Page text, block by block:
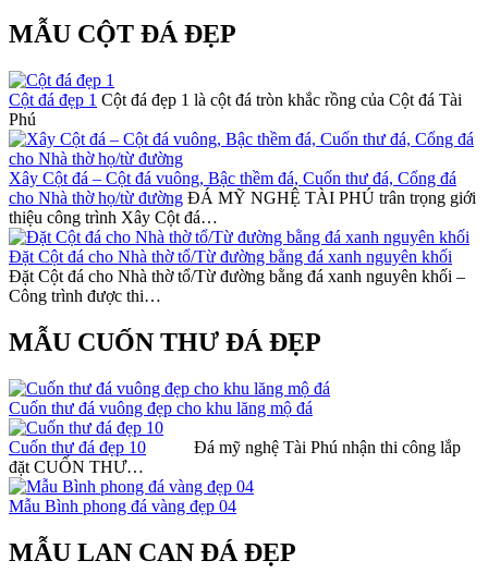
MẪU CỘT ĐÁ ĐẸP
Cột đá đẹp 1 Cột đá đẹp 1 là cột đá tròn khắc rồng của Cột đá Tài
Phú
Xây Cột đá – Cột đá vuông, Bậc thềm đá, Cuốn thư đá, Cổng đá
cho Nhà thờ họ/từ đường ĐÁ MỸ NGHỆ TÀI PHÚ trân trọng giới
thiệu công trình Xây Cột đá…
Đặt Cột đá cho Nhà thờ tổ/Từ đường bằng đá xanh nguyên khối
Đặt Cột đá cho Nhà thờ tổ/Từ đường bằng đá xanh nguyên khối –
Công trình được thi…
MẪU CUỐN THƯ ĐÁ ĐẸP
Cuốn thư đá vuông đẹp cho khu lăng mộ đá
Cuốn thư đá đẹp 10 Đá mỹ nghệ Tài Phú nhận thi công lắp
đặt CUỐN THƯ…
Mẫu Bình phong đá vàng đẹp 04
MẪU LAN CAN ĐÁ ĐẸP